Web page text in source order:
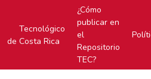
Tecnológico
de Costa Rica
¿Cómo
publicar en
el
Repositorio
TEC?